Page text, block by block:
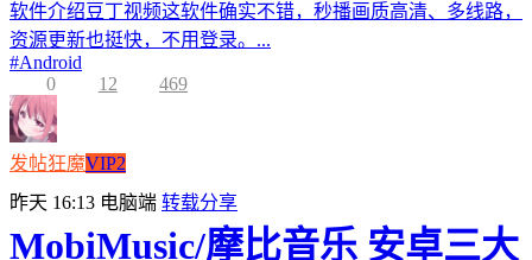
软件介绍豆丁视频这软件确实不错，秒播画质高清、多线路，
资源更新也挺快，不用登录。...
#Android
0
12 469
发帖狂魔VIP2
昨天 16:13 电脑端 转载分享
MobiMusic/摩比音乐 安卓三大